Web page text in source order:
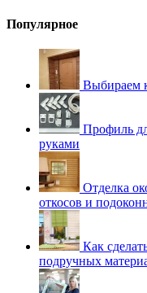
Популярное
Выбираем
Профиль
руками
Отделка
откосов и
Как
подручных